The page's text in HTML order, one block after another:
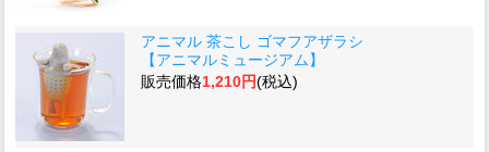
アニマル 茶こし ゴマフアザラシ
【アニマルミュージアム】
販売価格1,210円(税込)